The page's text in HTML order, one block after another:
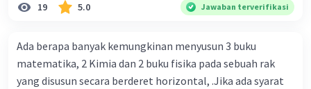
19 5.0 Jawaban terverifikasi
Ada berapa banyak kemungkinan menyusun 3 buku
matematika, 2 Kimia dan 2 buku fisika pada sebuah rak
yang disusun secara berderet horizontal, .Jika ada syarat